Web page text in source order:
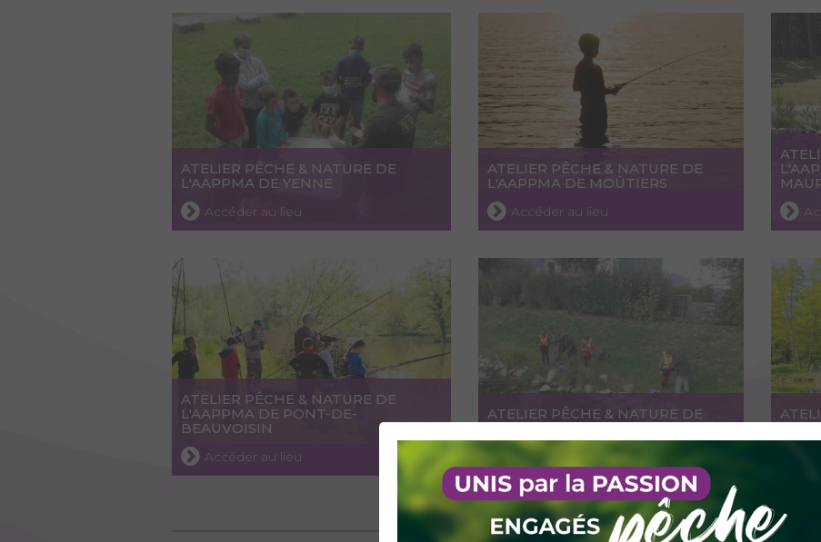
ATELIER PÊCHE & NATURE DE
L'AAPPMA DE YENNE
Accéder au lieu
ATELIER PÊCHE & NATURE DE
L'AAPPMA DE MOÛTIERS
Accéder au lieu
ATELIER PÊCHE & NATURE DE
L'AAPPMA DE PONT-DE-
BEAUVOISIN
Accéder au lieu
ATELIER PÊCHE & NATURE DE
L'AAPPMA D'AIX-LES-BAINS
Accéder au lieu